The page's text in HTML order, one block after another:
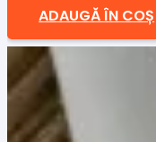
ADAUGĂ ÎN COȘ